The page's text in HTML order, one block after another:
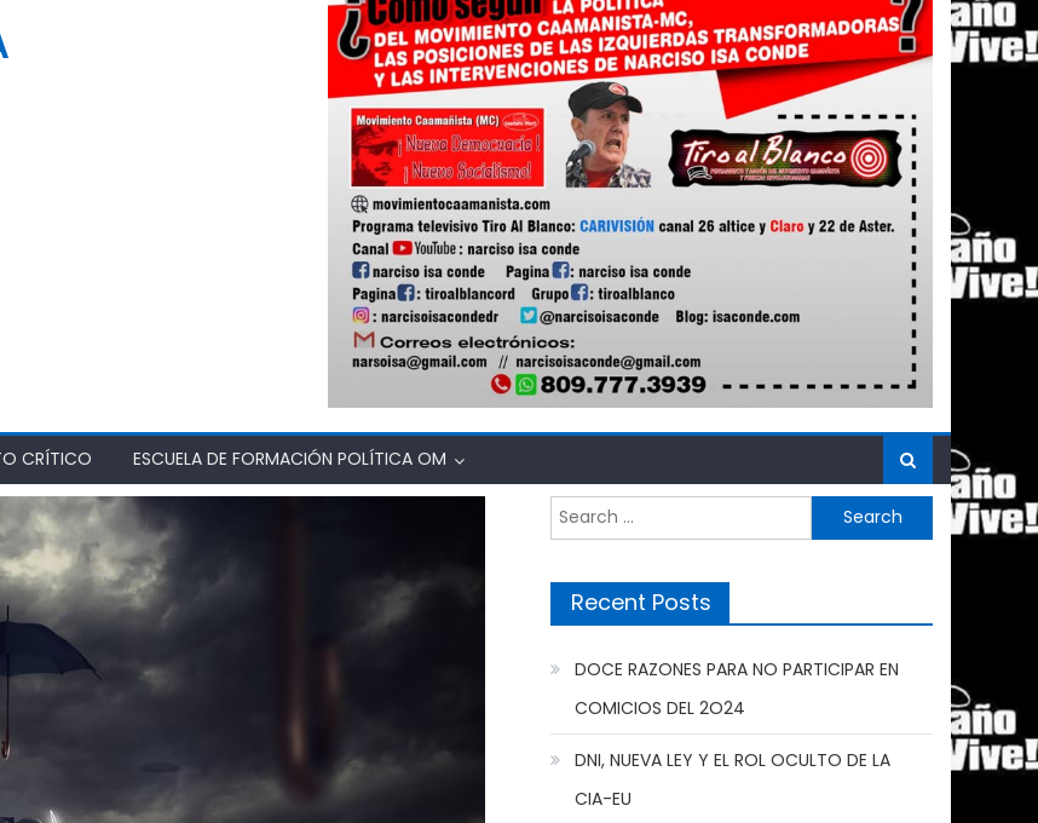
CRÍTICO ESCUELA DE FORMACIÓN POLÍTICA OM
Search
for:
Recent Posts
DOCE RAZONES PARA NO PARTICIPAR EN
COMICIOS DEL 2O24
DNI, NUEVA LEY Y EL ROL OCULTO DE LA
CIA-EU